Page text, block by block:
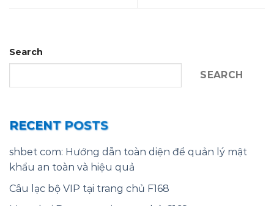
Search
SEARCH
RECENT POSTS
shbet com: Hướng dẫn toàn diện để quản lý mật
khẩu an toàn và hiệu quả
Câu lạc bộ VIP tại trang chủ F168